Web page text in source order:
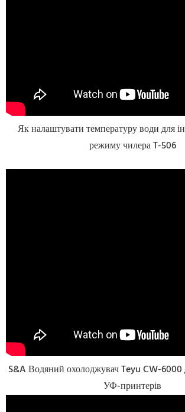
Як налаштувати температуру води для
режиму чилера T-506
S&A Водяний охолоджувач Teyu CW-6000
УФ-принтерів